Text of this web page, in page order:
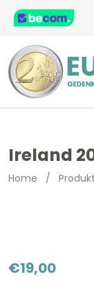
Ireland
Home /
€19,00